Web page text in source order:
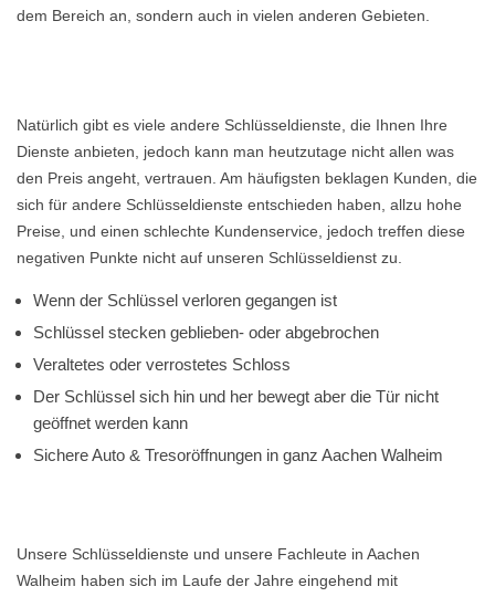
dem Bereich an, sondern auch in vielen anderen Gebieten.
Natürlich gibt es viele andere Schlüsseldienste, die Ihnen Ihre
Dienste anbieten, jedoch kann man heutzutage nicht allen was
den Preis angeht, vertrauen. Am häufigsten beklagen Kunden, die
sich für andere Schlüsseldienste entschieden haben, allzu hohe
Preise, und einen schlechte Kundenservice, jedoch treffen diese
negativen Punkte nicht auf unseren Schlüsseldienst zu.
Wenn der Schlüssel verloren gegangen ist
Schlüssel stecken geblieben- oder abgebrochen
Veraltetes oder verrostetes Schloss
Der Schlüssel sich hin und her bewegt aber die Tür nicht
geöffnet werden kann
Sichere Auto & Tresoröffnungen in ganz Aachen Walheim
Unsere Schlüsseldienste und unsere Fachleute in Aachen
Walheim haben sich im Laufe der Jahre eingehend mit